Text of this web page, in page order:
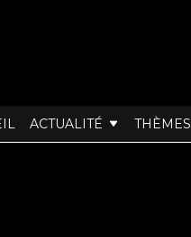
ACTUALITÉ THÈMES